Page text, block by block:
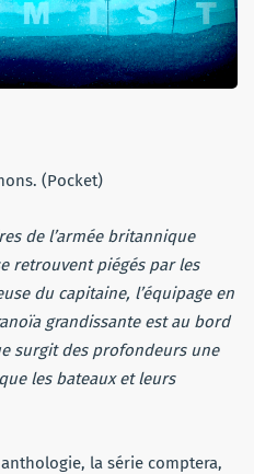
(Pocket)
de l’armée britannique
retrouvent piégés par les
du capitaine, l’équipage en
grandissante est au bord
surgit des profondeurs une
les bateaux et leurs
la série comptera,